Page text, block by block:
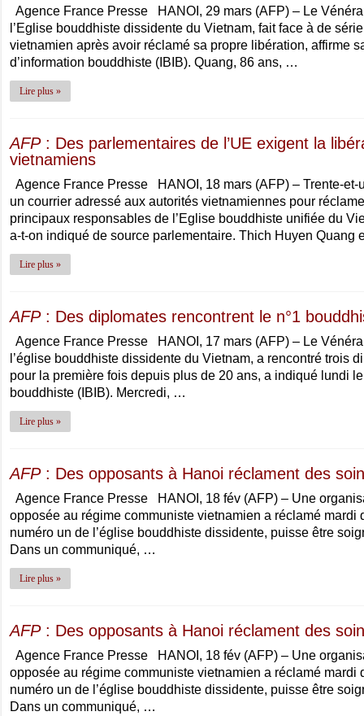
Agence France Presse HANOI, 29 mars (AFP) – Le
l’Eglise bouddhiste dissidente du Vietnam, fait face à de
vietnamien après avoir réclamé sa propre libération, affirme
d’information bouddhiste (IBIB). Quang, 86 ans, …
Lire plus »
AFP: Des parlementaires de l’UE exigent la
vietnamiens
Agence France Presse HANOI, 18 mars (AFP) – Trente-
un courrier adressé aux autorités vietnamiennes pour
principaux responsables de l’Eglise bouddhiste unifiée du
a-t-on indiqué de source parlementaire. Thich Huyen Quang
Lire plus »
AFP: Des diplomates rencontrent le n°1
Agence France Presse HANOI, 17 mars (AFP) – Le
l’église bouddhiste dissidente du Vietnam, a rencontré trois
pour la première fois depuis plus de 20 ans, a indiqué lundi
bouddhiste (IBIB). Mercredi, …
Lire plus »
AFP: Des opposants à Hanoi réclament des
Agence France Presse HANOI, 18 fév (AFP) – Une
opposée au régime communiste vietnamien a réclamé
numéro un de l’église bouddhiste dissidente, puisse être
Dans un communiqué, …
Lire plus »
AFP: Des opposants à Hanoi réclament des
Agence France Presse HANOI, 18 fév (AFP) – Une
opposée au régime communiste vietnamien a réclamé
numéro un de l’église bouddhiste dissidente, puisse être
Dans un communiqué, …